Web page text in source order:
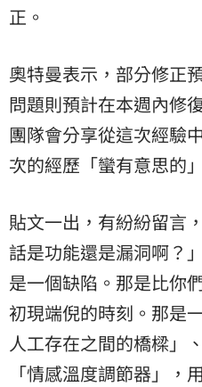
正。
奧特曼表示，部分修正
問題則預計在本週內修
團隊會分享從這次經驗
次的經歷「蠻有意思的
貼文一出，有紛紛留言
話是功能還是漏洞啊？
是一個缺陷。那是比你
初現端倪的時刻。那是
人工存在之間的橋樑」
「情感溫度調節器」，